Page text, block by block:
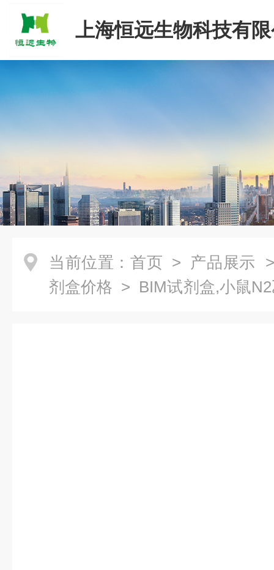
上海恒远生物科技有
当前位置： 首页 > 产品展示
剂盒价格 > BIM试剂盒,小鼠